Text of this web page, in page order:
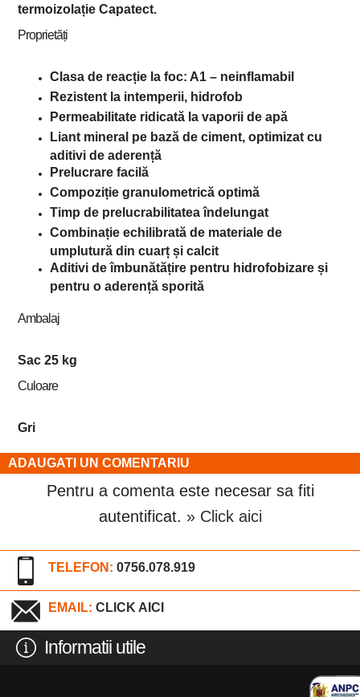
termoizolație Capatect.
Proprietăți
Clasa de reacție la foc: A1 – neinflamabil
Rezistent la intemperii, hidrofob
Permeabilitate ridicată la vaporii de apă
Liant mineral pe bază de ciment, optimizat cu
aditivi de aderență
Prelucrare facilă
Compoziție granulometrică optimă
Timp de prelucrabilitatea îndelungat
Combinație echilibrată de materiale de
umplutură din cuarț și calcit
Aditivi de îmbunătățire pentru hidrofobizare și
pentru o aderență sporită
Ambalaj
Sac 25 kg
Culoare
Gri
ADAUGATI UN COMENTARIU
Pentru a comenta este necesar sa fiti
autentificat. » Click aici
TELEFON: 0756.078.919
EMAIL: CLICK AICI
Informatii utile